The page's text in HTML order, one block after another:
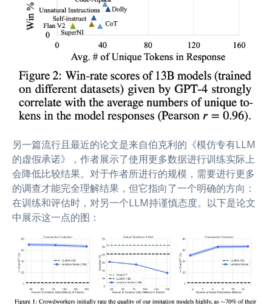
另一篇流行且最近的论文是来自伯克利的《模仿专有LLM
的虚假承诺》，作者展示了使用更多数据进行训练实际上
会降低比较结果。对于作者所进行的规模，需要进行更多
的调查才能完全理解结果，但它指向了一个明确的方向：
在训练和评估时，对另一个LLM持谨慎态度。以下是论文
中展示这一点的图：